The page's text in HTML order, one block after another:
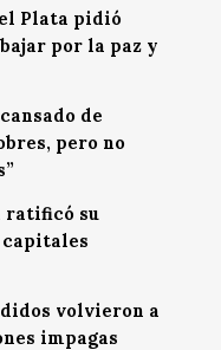
Plata pidió
por la paz y
de
pero no
ratificó su
capitales
volvieron a
impagas